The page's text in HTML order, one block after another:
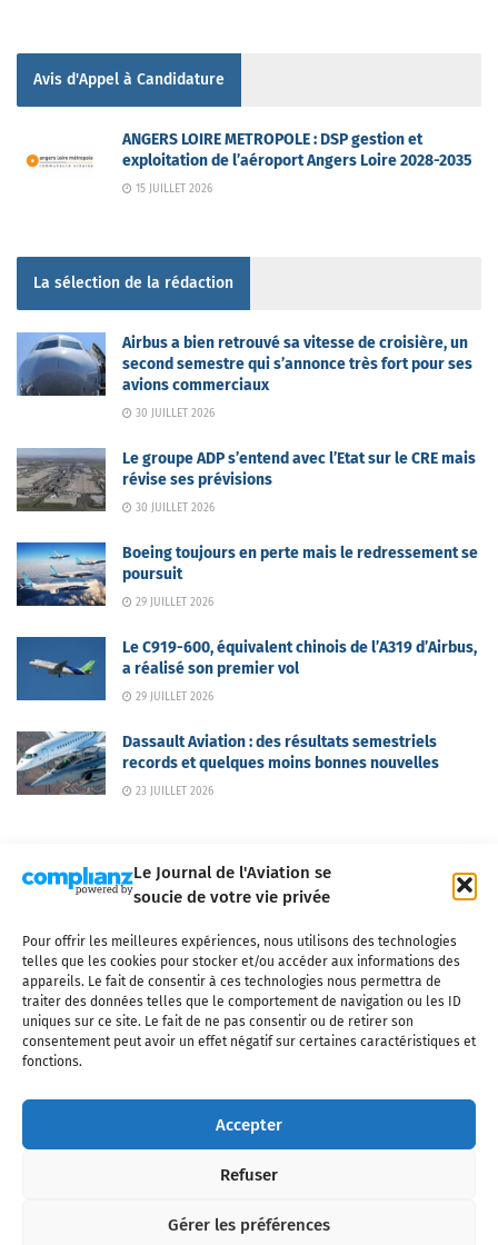
Le Journal de l'Aviation se
soucie de votre vie privée
Pour offrir les meilleures expériences, nous utilisons des technologies
telles que les cookies pour stocker et/ou accéder aux informations des
appareils. Le fait de consentir à ces technologies nous permettra de
traiter des données telles que le comportement de navigation ou les ID
uniques sur ce site. Le fait de ne pas consentir ou de retirer son
consentement peut avoir un effet négatif sur certaines caractéristiques et
fonctions.
Accepter
Refuser
Gérer les préférences
Avis d'Appel à Candidature
ANGERS LOIRE METROPOLE : DSP gestion et
exploitation de l’aéroport Angers Loire 2028-2035
15 JUILLET 2026
La sélection de la rédaction
Airbus a bien retrouvé sa vitesse de croisière, un
second semestre qui s’annonce très fort pour ses
avions commerciaux
30 JUILLET 2026
Le groupe ADP s’entend avec l’Etat sur le CRE mais
révise ses prévisions
30 JUILLET 2026
Boeing toujours en perte mais le redressement se
poursuit
29 JUILLET 2026
Le C919-600, équivalent chinois de l’A319 d’Airbus,
a réalisé son premier vol
29 JUILLET 2026
Dassault Aviation : des résultats semestriels
records et quelques moins bonnes nouvelles
23 JUILLET 2026
Qui sommes-nous ? Nous contacter
Partenaires
Mentions légales
CGV Politique de confidentialité Cookies
l'industrie aéronautique, l'aviation commerciale, l'aviation d'affaires, les
civils, l'aéronautique de défense et l'industrie spatiale. Toute reproduction,
interdite sans autorisation écrite spécifique du Journal de l’Aviation.